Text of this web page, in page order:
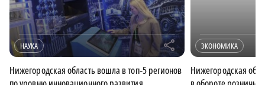
НАУКА r
Нижегородская область вошла в топ‑5 регионов
ЭКОНОМИКА
Нижегородская